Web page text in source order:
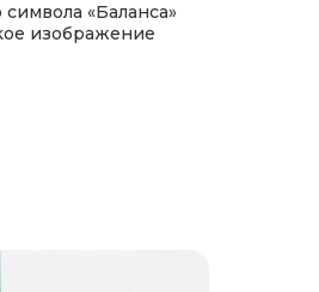
«Баланса»
изображение